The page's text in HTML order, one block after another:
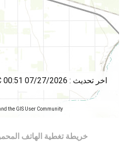
the GIS User Community
اخر تحديث : 07/27/2026 00:51 UTC
خريطة تغطية الهاتف